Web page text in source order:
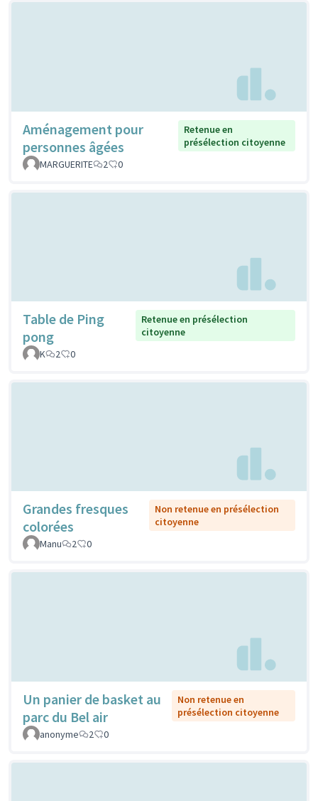
Aménagement pour
personnes âgées
Retenue en
présélection citoyenne
MARGUERITE
2 0
Table de Ping
pong
Retenue en présélection
citoyenne
K
2 0
Grandes fresques
colorées
Non retenue en présélection
citoyenne
Manu
2 0
Un panier de basket au
parc du Bel air
Non retenue en
présélection citoyenne
anonyme
2 0